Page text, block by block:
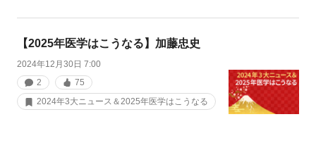
【2025年医学はこうなる】加藤忠史
2024年12月30日 7:00
2
75
2024年3大ニュース＆2025年医学はこうなる